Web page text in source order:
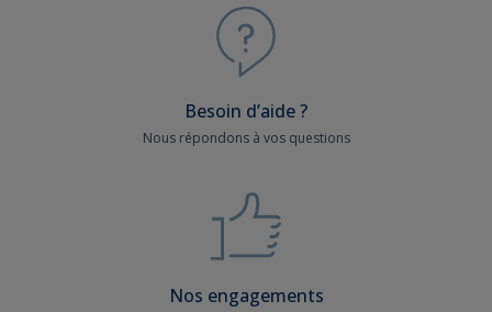
Besoin d’aide ?
Nous répondons à vos questions
Nos engagements